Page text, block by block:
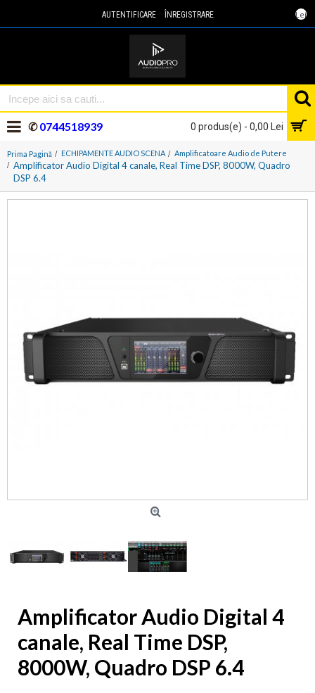
Lei
AUTENTIFICARE ÎNREGISTRARE
0 produs(e) - 0,00 Lei
✆0744518939
Prima Pagină ECHIPAMENTE AUDIO SCENA Amplificatoare Audio de Putere
Amplificator Audio Digital 4 canale, Real Time DSP, 8000W, Quadro
DSP 6.4
Amplificator Audio Digital 4
canale, Real Time DSP,
8000W, Quadro DSP 6.4